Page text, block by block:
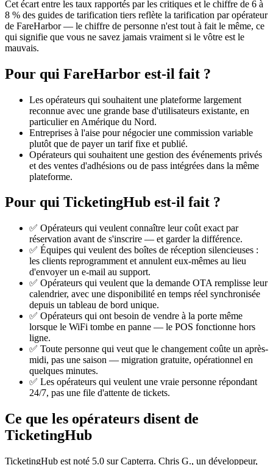
Cet écart entre les taux rapportés par les critiques et le chiffre de 6 à
8 % des guides de tarification tiers reflète la tarification par opérateur
de FareHarbor — le chiffre de personne n'est tout à fait le même, ce
qui signifie que vous ne savez jamais vraiment si le vôtre est le
mauvais.
Pour qui FareHarbor est-il fait ?
Les opérateurs qui souhaitent une plateforme largement
reconnue avec une grande base d'utilisateurs existante, en
particulier en Amérique du Nord.
Entreprises à l'aise pour négocier une commission variable
plutôt que de payer un tarif fixe et publié.
Opérateurs qui souhaitent une gestion des événements privés
et des ventes d'adhésions ou de pass intégrées dans la même
plateforme.
Pour qui TicketingHub est-il fait ?
✅ Opérateurs qui veulent connaître leur coût exact par
réservation avant de s'inscrire — et garder la différence.
✅ Équipes qui veulent des boîtes de réception silencieuses :
les clients reprogramment et annulent eux-mêmes au lieu
d'envoyer un e-mail au support.
✅ Opérateurs qui veulent que la demande OTA remplisse leur
calendrier, avec une disponibilité en temps réel synchronisée
depuis un tableau de bord unique.
✅ Opérateurs qui ont besoin de vendre à la porte même
lorsque le WiFi tombe en panne — le POS fonctionne hors
ligne.
✅ Toute personne qui veut que le changement coûte un après-
midi, pas une saison — migration gratuite, opérationnel en
quelques minutes.
✅ Les opérateurs qui veulent une vraie personne répondant
24/7, pas une file d'attente de tickets.
Ce que les opérateurs disent de
TicketingHub
TicketingHub est noté 5.0 sur Capterra. Chris G., un développeur,